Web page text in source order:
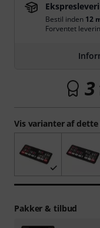
Vis varianter af
Bestil inden 12
Forventet
3
Pakker & tilbud